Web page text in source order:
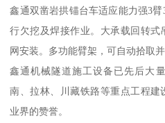
鑫通双凿岩拱锚台车适应能力强3
行欠挖及焊接作业。大承载回转
网安装。多功能臂架，可自动拾取并
鑫通机械隧道施工设备已先后大
南、拉林、川藏铁路等重点工程建
业界的赞誉。